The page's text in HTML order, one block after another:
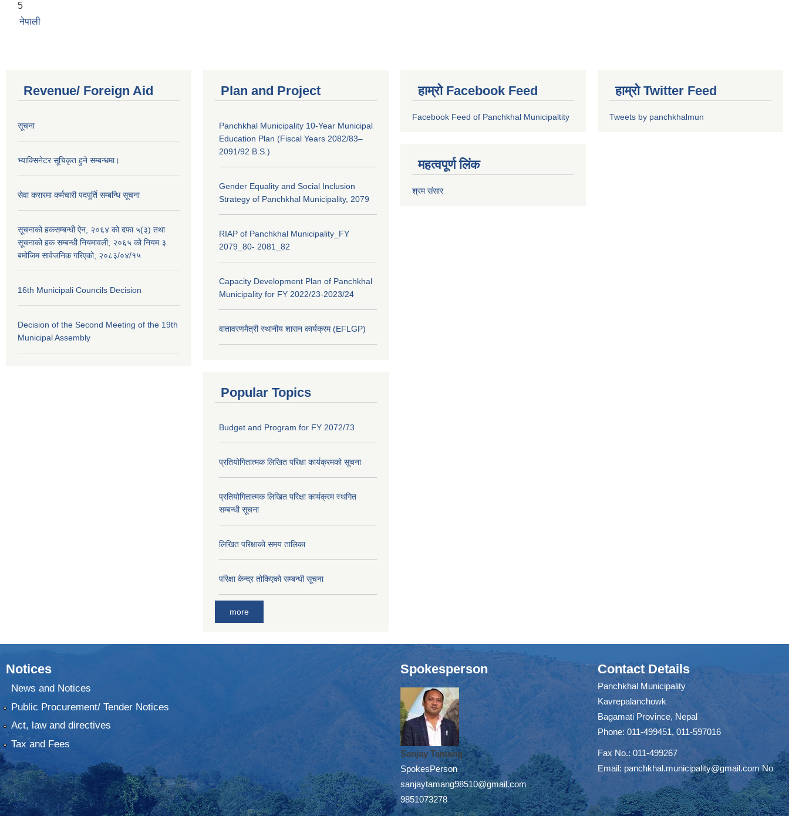
5
नेपाली
Revenue/ Foreign Aid
सूचना
भ्याक्सिनेटर सूचिकृत हुने सम्बन्धमा।
सेवा करारमा कर्मचारी पदपूर्ति सम्बन्धि सूचना
सूचनाको हकसम्बन्धी ऐन, २०६४ को दफा ५(३) तथा
सूचनाको हक सम्बन्धी नियमावली, २०६५ को नियम ३
बमोजिम सार्वजनिक गरिएको, २०८३/०४/१५
16th Municipali Councils Decision
Decision of the Second Meeting of the 19th
Municipal Assembly
Plan and Project
Panchkhal Municipality 10-Year Municipal
Education Plan (Fiscal Years 2082/83–
2091/92 B.S.)
Gender Equality and Social Inclusion
Strategy of Panchkhal Municipality, 2079
RIAP of Panchkhal Municipality_FY
2079_80- 2081_82
Capacity Development Plan of Panchkhal
Municipality for FY 2022/23-2023/24
वातावरणमैत्री स्थानीय शासन कार्यक्रम (EFLGP)
Popular Topics
Budget and Program for FY 2072/73
प्रतियोगितात्मक लिखित परिक्षा कार्यक्रमको सूचना
प्रतियोगितात्मक लिखित परिक्षा कार्यक्रम स्थगित
सम्बन्धी सूचना
लिखित परिक्षाको समय तालिका
परिक्षा केन्द्र तोकिएको सम्बन्धी सूचना
more
हाम्रो Facebook Feed
Facebook Feed of Panchkhal Municipaltity
महत्वपूर्ण लिंक
श्रम संसार
हाम्रो Twitter Feed
Tweets by panchkhalmun
Notices
News and Notices
Public Procurement/ Tender Notices
Act, law and directives
Tax and Fees
Spokesperson
Sanjay Tamang
SpokesPerson
sanjaytamang98510@gmail.com
9851073278
Contact Details
Panchkhal Municipality
Kavrepalanchowk
Bagamati Province, Nepal
Phone: 011-499451, 011-597016
Fax No.: 011-499267
Email: panchkhal.municipality@gmail.comNo